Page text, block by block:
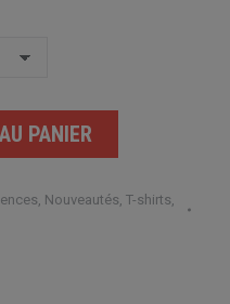
PANIER
, Nouveautés, T-shirts,